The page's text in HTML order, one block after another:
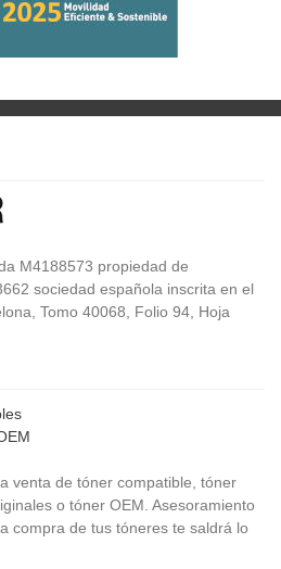
M4188573 propiedad de
sociedad española inscrita en el
Tomo 40068, Folio 94, Hoja
venta de tóner compatible, tóner
o tóner OEM. Asesoramiento
compra de tus tóneres te saldrá lo